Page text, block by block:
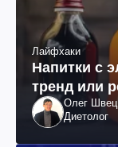
Лайфхаки
Напитки с
тренд или
Олег Швец
Диетолог